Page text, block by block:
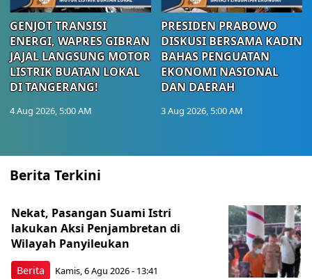
GENJOT TRANSISI
ENERGI, WAPRES GIBRAN
JAJAL LANGSUNG MOTOR
LISTRIK BUATAN LOKAL
DI TANGERANG!
4 Aug 2026, 5:00 AM
PRESIDEN PRABOWO
DISKUSI BERSAMA KADIN
BAHAS PENGUATAN
EKONOMI NASIONAL
DAN DAERAH
3 Aug 2026, 5:00 AM
Berita Terkini
Berita
Nekat, Pasangan Suami Istri
lakukan Aksi Penjambretan di
Wilayah Panyileukan
Kamis, 6 Agu 2026 - 13:41